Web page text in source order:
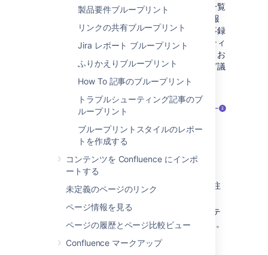
製品要件ブループリント
リンクの共有ブループリント
Jira レポート ブループリント
ふりかえりブループリント
How To 記事のブループリント
トラブルシューティング記事のブ
ループリント
ブループリントスタイルのレポー
トを作成する
コンテンツを Confluence にインポ
ートする
未定義のページのリンク
ページ情報を見る
ページの履歴とページ比較ビュー
Confluence マークアップ
スにはブループリントで作成されたページの一覧
と、ブループリント ページから選択された情報
が表示されます。たとえば、ミーティング議事録
インデックスは、スペース内のすべてのミーティ
ング議事録ページの一覧と、ページの作成者、お
よび最終変更時刻を表示します。ミーティング議
事録のインデックス ページは次のとおりです:
見つけやすい
: すべてのミーティングの注
新しいミーティングを開始
: 新しいミーテ
ィング議事録ページをここで作成します。